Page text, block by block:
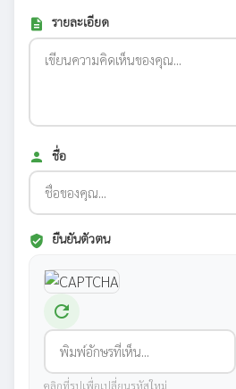
description รายละเอียด
person ชื่อ
verified_user ยืนยันตัวตน
refresh
คลิกที่รูปเพื่อเปลี่ยนรหัสใหม่